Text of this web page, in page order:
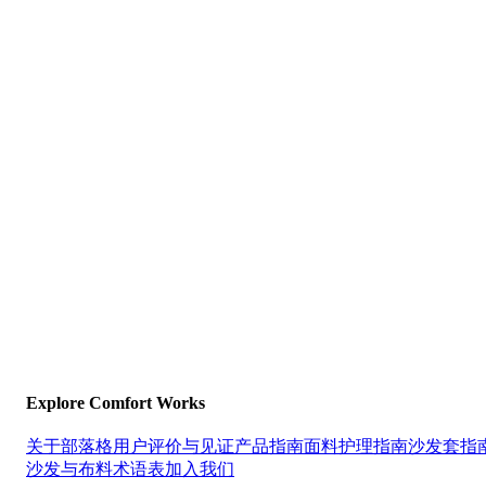
Explore Comfort Works
关于部落格用户评价与见证产品指南面料护理指南沙发套指
沙发与布料术语表加入我们